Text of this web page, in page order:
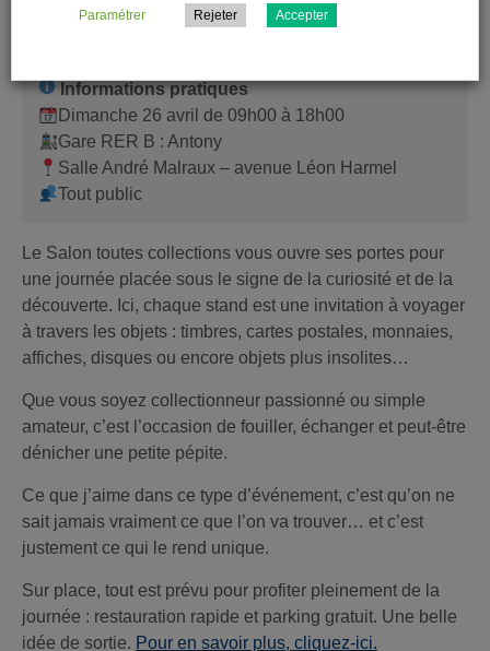
Salon toutes collections
Informations pratiques
Dimanche 26 avril de 09h00 à 18h00
Gare RER B : Antony
Salle André Malraux – avenue Léon Harmel
Tout public
Le Salon toutes collections vous ouvre ses portes pour
une journée placée sous le signe de la curiosité et de la
découverte. Ici, chaque stand est une invitation à voyager
à travers les objets : timbres, cartes postales, monnaies,
affiches, disques ou encore objets plus insolites…
Que vous soyez collectionneur passionné ou simple
amateur, c’est l’occasion de fouiller, échanger et peut-être
dénicher une petite pépite.
Ce que j’aime dans ce type d’événement, c’est qu’on ne
sait jamais vraiment ce que l’on va trouver… et c’est
justement ce qui le rend unique.
Sur place, tout est prévu pour profiter pleinement de la
journée : restauration rapide et parking gratuit. Une belle
idée de sortie. Pour en savoir plus, cliquez-ici.
Paramétrer Rejeter Accepter